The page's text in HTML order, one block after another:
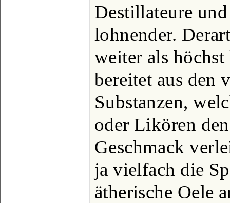
Destillateure
lohnender.
weiter als
bereitet aus den
Substanzen,
oder Likören
Geschmack
ja vielfach die
ätherische Oele